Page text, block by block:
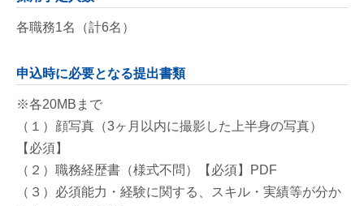
各職務1名（計6名）
申込時に必要となる提出書類
※各20MBまで
（１）顔写真（3ヶ月以内に撮影した上半身の写真）
【必須】
（２）職務経歴書（様式不問）【必須】PDF
（３）必須能力・経験に関する、スキル・実績等が分か